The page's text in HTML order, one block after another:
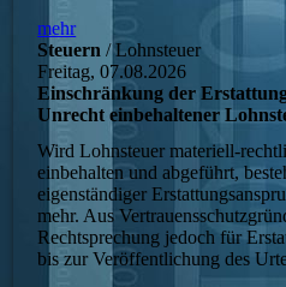
mehr
Steuern / Lohnsteuer
Freitag, 07.08.2026
Einschränkung der
Unrecht einbehaltener
Wird Lohnsteuer materiell-
einbehalten und abgeführt,
eigenständiger
mehr. Aus
Rechtsprechung jedoch für
bis zur Veröffentlichung des